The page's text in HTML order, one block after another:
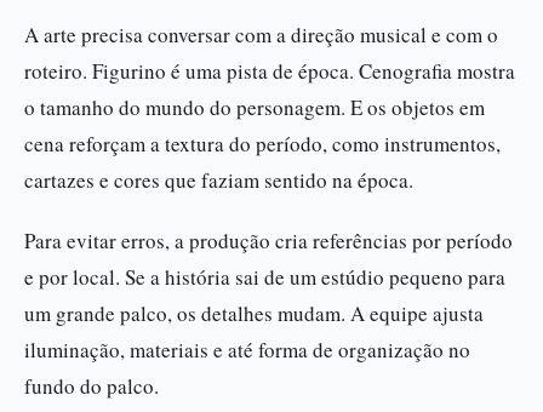
A arte precisa conversar com a direção musical e com o
roteiro. Figurino é uma pista de época. Cenografia mostra
o tamanho do mundo do personagem. E os objetos em
cena reforçam a textura do período, como instrumentos,
cartazes e cores que faziam sentido na época.
Para evitar erros, a produção cria referências por período
e por local. Se a história sai de um estúdio pequeno para
um grande palco, os detalhes mudam. A equipe ajusta
iluminação, materiais e até forma de organização no
fundo do palco.